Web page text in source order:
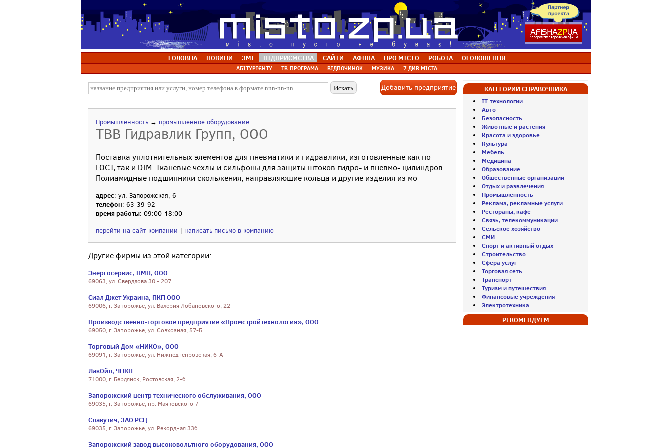
ГОЛОВНА НОВИНИ ЗМІ ПІДПРИЄМСТВА САЙТИ АФІША ПРО МІСТО РОБОТА ОГОЛОШЕННЯ
АБІТУРІЄНТУ ТВ-ПРОГРАМА ВІДПОЧИНОК МУЗИКА 7 ДИВ МІСТА
Добавить предприятие
Промышленность → промышленное оборудование
ТВВ Гидравлик Групп, ООО
Поставка уплотнительных элементов для пневматики и гидравлики, изготовленные как по
ГОСТ, так и DIM. Тканевые чехлы и сильфоны для защиты штоков гидро- и пневмо- цилиндров.
Полиамидные подшипники скольжения, направляющие кольца и другие изделия из мо
адрес: ул. Запорожская, 6
телефон: 63-39-92
время работы: 09:00-18:00
перейти на сайт компании | написать письмо в компанию
Другие фирмы из этой категории:
Энергосервис, НМП, ООО
69063, ул. Свердлова 30 - 207
Сиал Джет Украина, ПКП ООО
69006, г. Запорожье, ул. Валерия Лобановского, 22
Производственно-торговое предприятие «Промстройтехнология», ООО
69050, г. Запорожье, ул. Совхозная, 57-Б
Торговый Дом «НИКО», ООО
69091, г. Запорожье, ул. Нижнеднепровская, 6-А
ЛакОйл, ЧПКП
71000, г. Бердянск, Ростовская, 2-б
Запорожский центр технического обслуживания, ООО
69035, г. Запорожье, пр. Маяковского 7
Славутич, ЗАО РСЦ
69035, г. Запорожье, ул. Рекордная 33б
Запорожский завод высоковольтного оборудования, ООО
КАТЕГОРИИ СПРАВОЧНИКА
IT-технологии
Авто
Безопасность
Животные и растения
Красота и здоровье
Культура
Мебель
Медицина
Образование
Общественные организации
Отдых и развлечения
Промышленность
Реклама, рекламные услуги
Рестораны, кафе
Связь, телекоммуникации
Сельское хозяйство
СМИ
Спорт и активный отдых
Строительство
Сфера услуг
Торговая сеть
Транспорт
Туризм и путешествия
Финансовые учреждения
Электротехника
РЕКОМЕНДУЕМ